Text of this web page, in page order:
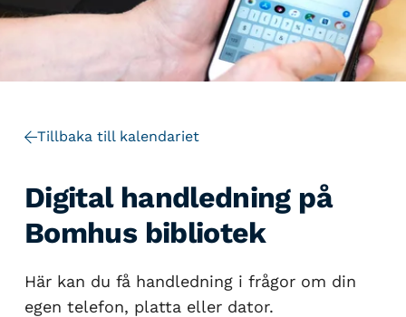
Tillbaka till kalendariet
Digital handledning på
Bomhus bibliotek
Här kan du få handledning i frågor om din
egen telefon, platta eller dator.